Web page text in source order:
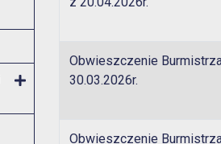
Obwieszczenie
30.03.2026r.
Obwieszczenie